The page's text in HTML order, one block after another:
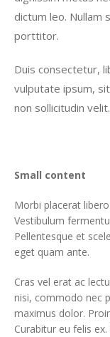
dictum leo.
porttitor.
Duis consectetur,
vulputate ipsum,
non sollicitudin velit.
Small content
Morbi placerat
Vestibulum
Pellentesque et
eget quam ante.
Cras vel erat ac
nisi, commodo nec
maximus dolor.
Curabitur eu felis